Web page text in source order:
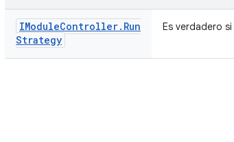
IModuleController. Run
Strategy
Es verdadero